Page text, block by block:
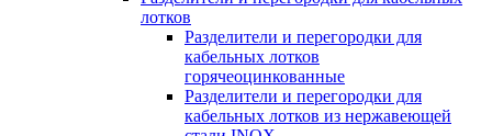
лотков
Разделители и перегородки для
кабельных лотков
горячеоцинкованные
Разделители и перегородки для
кабельных лотков из нержавеющей